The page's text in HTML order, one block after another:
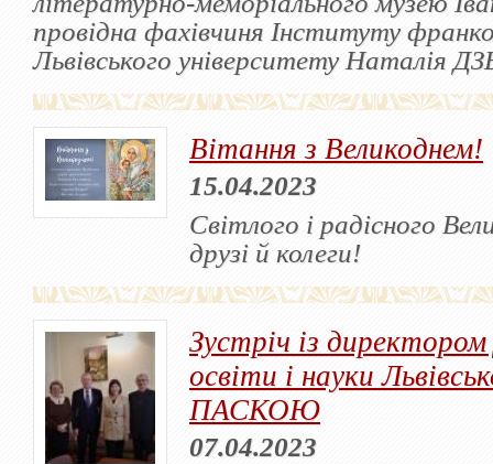
провідна фахівчиня Інституту
Львівського університету Наталія
Вітання з Великоднем!
15.04.2023
Світлого і радісного
друзі й колеги!
Зустріч із
освіти і науки
ПАСКОЮ
07.04.2023